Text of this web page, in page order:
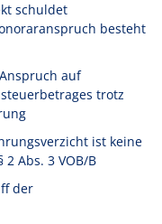
schuldet
besteht
auf
trotz
ist keine
Abs. 3 VOB/B
der